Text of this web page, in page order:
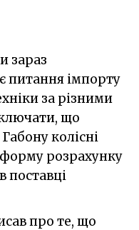
зараз
питання імпорту
за різними
що
колісні
розрахунку
поставці
про те, що